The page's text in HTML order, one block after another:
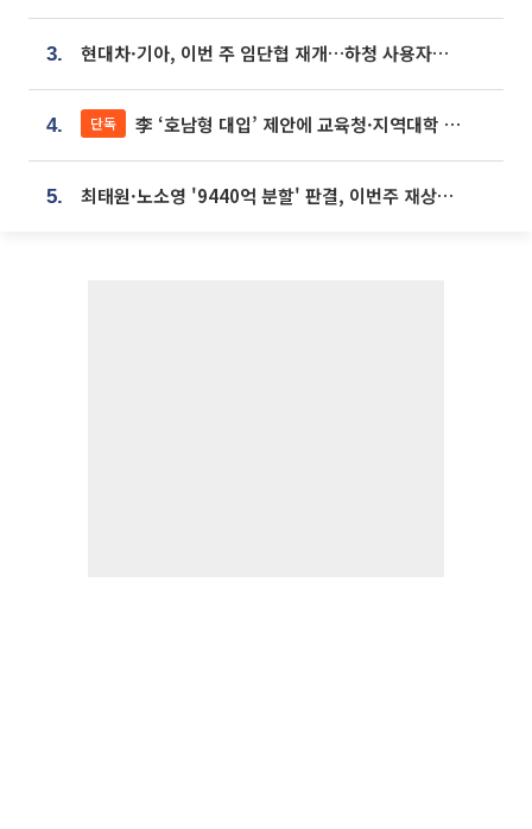
3. 현대차·기아, 이번 주 임단협 재개…하청 사용자성 재심도 ‘변수’
4. 단독 李 ‘호남형 대입’ 제안에 교육청·지역대학 서·논술형 입시 연계 '착수'
5. 최태원·노소영 '9440억 분할' 판결, 이번주 재상고 여부 주목